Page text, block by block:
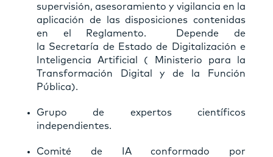
supervisión, asesoramiento y vigilancia en la
aplicación de las disposiciones contenidas
en el Reglamento. Depende de
la Secretaría de Estado de Digitalización e
Inteligencia Artificial ( Ministerio para la
Transformación Digital y de la Función
Pública).
Grupo de expertos científicos
independientes.
Comité de IA conformado por